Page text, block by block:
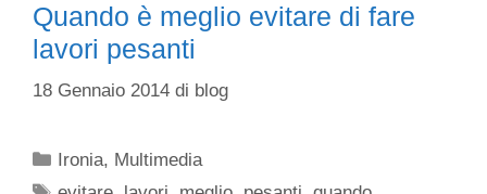
Quando è meglio evitare di fare
lavori pesanti
18 Gennaio 2014 di blog
Categorie
Ironia, Multimedia
Tag